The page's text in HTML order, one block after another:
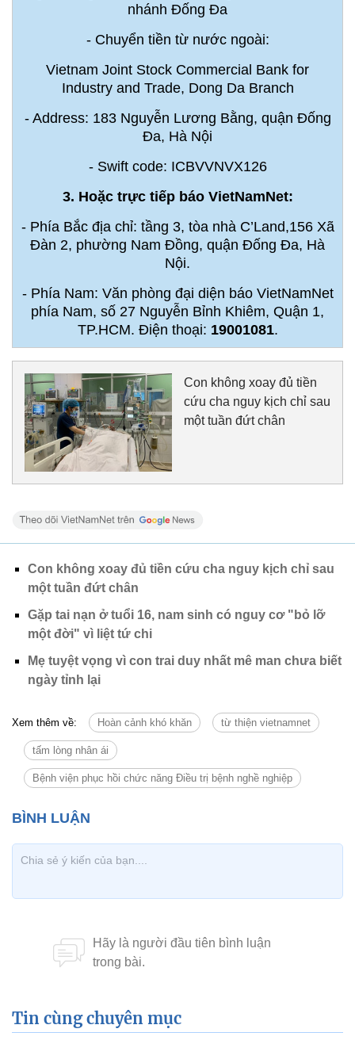
nhánh Đống Đa
- Chuyển tiền từ nước ngoài:
Vietnam Joint Stock Commercial Bank for
Industry and Trade, Dong Da Branch
- Address: 183 Nguyễn Lương Bằng, quận Đống
Đa, Hà Nội
- Swift code: ICBVVNVX126
3. Hoặc trực tiếp báo VietNamNet:
- Phía Bắc địa chỉ: tầng 3, tòa nhà C’Land,156 Xã
Đàn 2, phường Nam Đồng, quận Đống Đa, Hà
Nội.
- Phía Nam: Văn phòng đại diện báo VietNamNet
phía Nam, số 27 Nguyễn Bỉnh Khiêm, Quận 1,
TP.HCM. Điện thoại: 19001081.
Con không xoay đủ tiền
cứu cha nguy kịch chỉ sau
một tuần đứt chân
Con không xoay đủ tiền cứu cha nguy kịch chỉ sau
một tuần đứt chân
Gặp tai nạn ở tuổi 16, nam sinh có nguy cơ "bỏ lỡ
một đời" vì liệt tứ chi
Mẹ tuyệt vọng vì con trai duy nhất mê man chưa biết
ngày tỉnh lại
Xem thêm về: Hoàn cảnh khó khăn từ thiện vietnamnet
tấm lòng nhân ái
Bệnh viện phục hồi chức năng Điều trị bệnh nghề nghiệp
Tin cùng chuyên mục